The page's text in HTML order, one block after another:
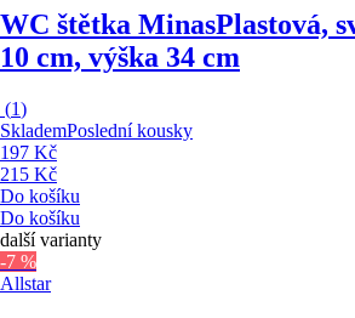
WC štětka MinasPlastová,
10 cm, výška 34 cm
(1)
SklademPoslední kousky
197 Kč
215 Kč
Do košíku
Do košíku
další varianty
-7 %
Allstar